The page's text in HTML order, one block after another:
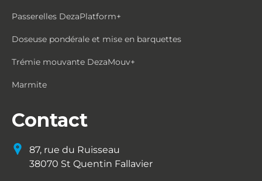
Passerelles DezaPlatform+
Doseuse pondérale et mise en barquettes
Trémie mouvante DezaMouv+
Marmite
Contact
87, rue du Ruisseau
38070 St Quentin Fallavier